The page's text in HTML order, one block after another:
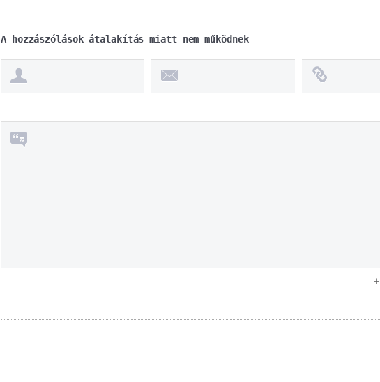
A hozzászólások átalakítás miatt nem működnek